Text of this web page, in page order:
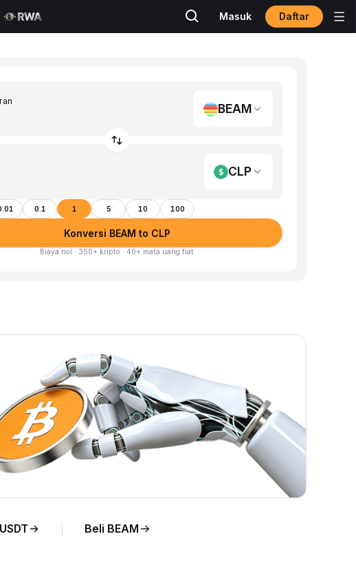
Masuk Daftar
BEAM
CLP
0.1 1 5 10 100
Konversi BEAM to CLP
Biaya nol · 350+ kripto · 40+ mata uang fiat
langsung.
Beli BEAM